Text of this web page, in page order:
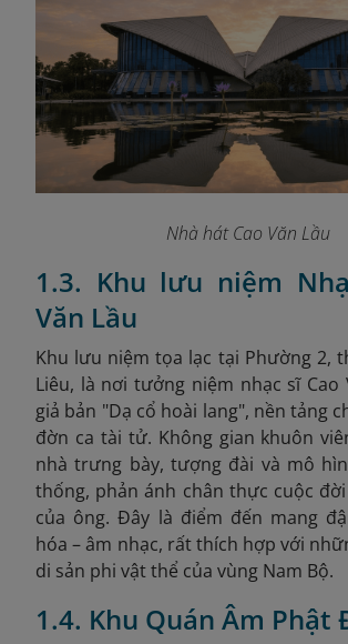
Nhà hát Cao Văn Lầu
1.3. Khu lưu niệm
Văn Lầu
Khu lưu niệm tọa lạc tại Phường 2,
Liêu, là nơi tưởng niệm nhạc sĩ Cao
giả bản "Dạ cổ hoài lang", nền tảng
đờn ca tài tử. Không gian khuôn
nhà trưng bày, tượng đài và mô
thống, phản ánh chân thực cuộc
của ông. Đây là điểm đến mang
hóa – âm nhạc, rất thích hợp với
di sản phi vật thể của vùng Nam Bộ.
1.4. Khu Quán Âm Phật